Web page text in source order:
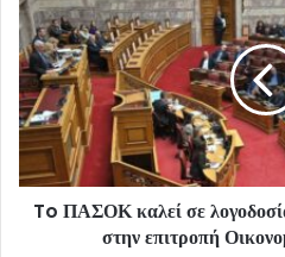
To ΠΑΣΟΚ καλεί σε
στην επιτροπή